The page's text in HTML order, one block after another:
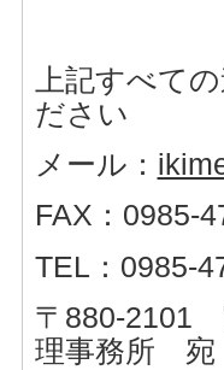
上記すべて
ださい
メール：
FAX：0985-
TEL：0985-
〒880-2101
理事務所 宛